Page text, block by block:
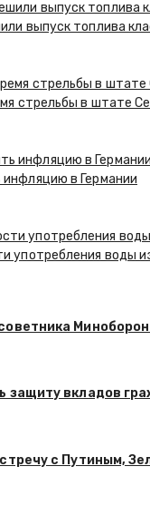
выпуск топлива
стрельбы в штате
в Германии
употребления воды
защиту вкладов
с Путиным,